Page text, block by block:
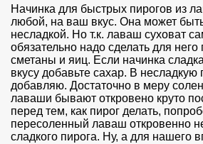
Начинка для быстрых пирогов из
любой, на ваш вкус. Она может
несладкой. Но т.к. лаваш суховат
обязательно надо сделать для него
сметаны и яиц. Если начинка
вкусу добавьте сахар. В несладкую
добавляю. Достаточно в меру
лаваши бывают откровено круто
перед тем, как пирог делать,
пересоленный лаваш откровенно
сладкого пирога. Ну, а для нашего